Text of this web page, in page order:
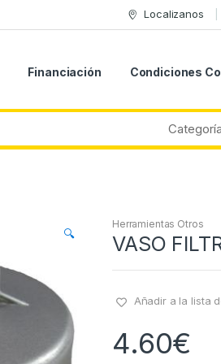
Localizanos
Financiación Condiciones
🔍
Herramientas Otros
VASO
Añadir a la lista
4.60€